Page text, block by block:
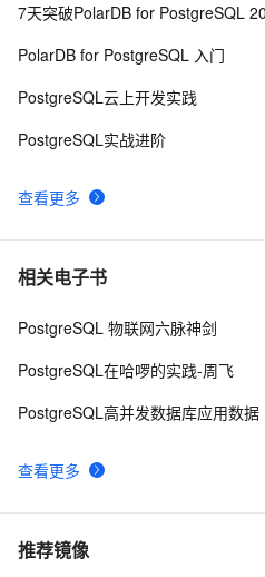
10沉浸式学习
查看更多
7天突破PolarDB for PostgreSQL
PolarDB for PostgreSQL 入门
PostgreSQL云上开发实践
PostgreSQL实战进阶
相关电子书
查看更多
PostgreSQL 物联网六脉神剑
PostgreSQL在哈啰的实践-周飞
PostgreSQL高并发数据库应用数据
推荐镜像